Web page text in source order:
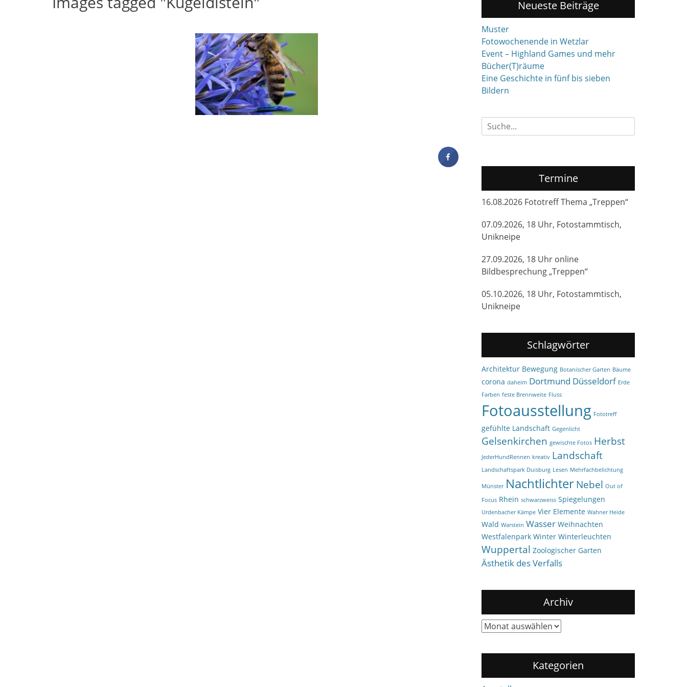
Neueste Beiträge
Muster
Fotowochenende in Wetzlar
Event – Highland Games und mehr
Bücher(T)räume
Eine Geschichte in fünf bis sieben
Bildern
Suchen
nach:
Termine
16.08.2026 Fototreff Thema „Treppen“
07.09.2026, 18 Uhr, Fotostammtisch,
Unikneipe
27.09.2026, 18 Uhr online
Bildbesprechung „Treppen“
05.10.2026, 18 Uhr, Fotostammtisch,
Unikneipe
Schlagwörter
Architektur Bewegung Botanischer Garten Bäume
corona daheim Dortmund Düsseldorf Erde
Farben feste Brennweite Fluss
Fotoausstellung Fototreff
gefühlte Landschaft Gegenlicht
Gelsenkirchen gewischte Fotos Herbst
JederHundRennen kreativ Landschaft
Landschaftspark Duisburg Lesen Mehrfachbelichtung
Münster NachtlichterNebel Out of
Focus Rhein schwarzweiss Spiegelungen
Urdenbacher Kämpe Vier Elemente Wahner Heide
Wald Warstein Wasser Weihnachten
Westfalenpark Winter Winterleuchten
Wuppertal Zoologischer Garten
Ästhetik des Verfalls
Archiv
Archiv
Kategorien